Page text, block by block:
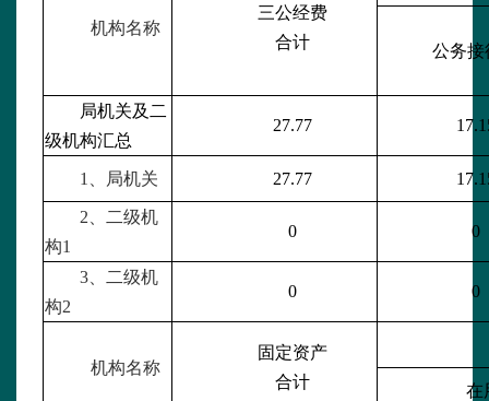
机构名称
三公经费
合计
公务接
局机关及二
级机构汇总
27.77
1、局机关 27.77
2、二级机
构1
0 0
3、二级机
构2
0 0
机构名称
固定资产
合计
在